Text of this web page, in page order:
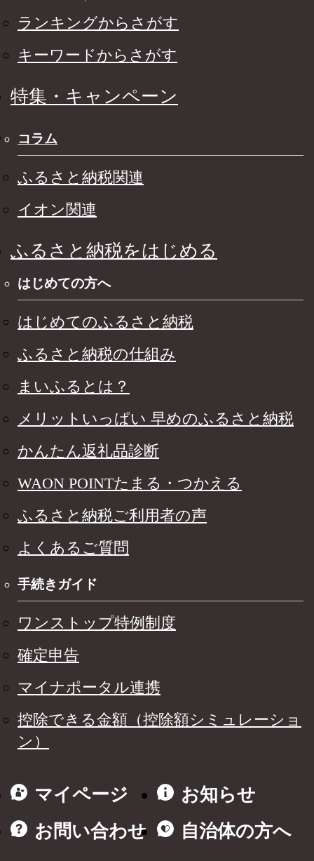
ランキングからさがす
キーワードからさがす
特集・キャンペーン
コラム
ふるさと納税関連
イオン関連
ふるさと納税をはじめる
はじめての方へ
はじめてのふるさと納税
ふるさと納税の仕組み
まいふるとは？
メリットいっぱい 早めのふるさと納税
かんたん返礼品診断
WAON POINTたまる・つかえる
ふるさと納税ご利用者の声
よくあるご質問
手続きガイド
ワンストップ特例制度
確定申告
マイナポータル連携
控除できる金額（控除額シミュレーショ
ン）
マイページ
お知らせ
お問い合わせ
自治体の方へ